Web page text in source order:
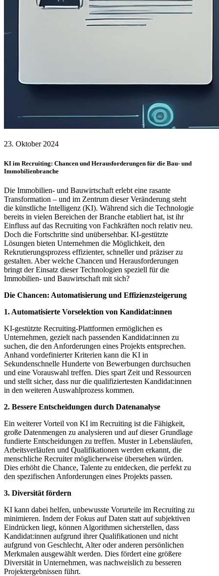
23. Oktober 2024
KI im Recruiting: Chancen und Herausforderungen für die Bau- und
Immobilienbranche
Die Immobilien- und Bauwirtschaft erlebt eine rasante
Transformation – und im Zentrum dieser Veränderung steht
die künstliche Intelligenz (KI). Während sich die Technologie
bereits in vielen Bereichen der Branche etabliert hat, ist ihr
Einfluss auf das Recruiting von Fachkräften noch relativ neu.
Doch die Fortschritte sind unübersehbar. KI-gestützte
Lösungen bieten Unternehmen die Möglichkeit, den
Rekrutierungsprozess effizienter, schneller und präziser zu
gestalten. Aber welche Chancen und Herausforderungen
bringt der Einsatz dieser Technologien speziell für die
Immobilien- und Bauwirtschaft mit sich?
Die Chancen: Automatisierung und Effizienzsteigerung
1. Automatisierte Vorselektion von Kandidat:innen
KI-gestützte Recruiting-Plattformen ermöglichen es
Unternehmen, gezielt nach passenden Kandidat:innen zu
suchen, die den Anforderungen eines Projekts entsprechen.
Anhand vordefinierter Kriterien kann die KI in
Sekundenschnelle Hunderte von Bewerbungen durchsuchen
und eine Vorauswahl treffen. Dies spart Zeit und Ressourcen
und stellt sicher, dass nur die qualifiziertesten Kandidat:innen
in den weiteren Auswahlprozess kommen.
2. Bessere Entscheidungen durch Datenanalyse
Ein weiterer Vorteil von KI im Recruiting ist die Fähigkeit,
große Datenmengen zu analysieren und auf dieser Grundlage
fundierte Entscheidungen zu treffen. Muster in Lebensläufen,
Arbeitsverläufen und Qualifikationen werden erkannt, die
menschliche Recruiter möglicherweise übersehen würden.
Dies erhöht die Chance, Talente zu entdecken, die perfekt zu
den spezifischen Anforderungen eines Projekts passen.
3. Diversität fördern
KI kann dabei helfen, unbewusste Vorurteile im Recruiting zu
minimieren. Indem der Fokus auf Daten statt auf subjektiven
Eindrücken liegt, können Algorithmen sicherstellen, dass
Kandidat:innen aufgrund ihrer Qualifikationen und nicht
aufgrund von Geschlecht, Alter oder anderen persönlichen
Merkmalen ausgewählt werden. Dies fördert eine größere
Diversität in Unternehmen, was nachweislich zu besseren
Projektergebnissen führt.